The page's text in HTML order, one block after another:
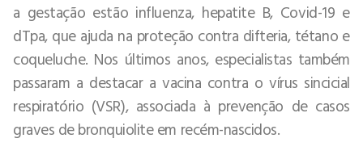
a gestação estão influenza, hepatite B, Covid-19 e
dTpa, que ajuda na proteção contra difteria, tétano e
coqueluche. Nos últimos anos, especialistas também
passaram a destacar a vacina contra o vírus sincicial
respiratório (VSR), associada à prevenção de casos
graves de bronquiolite em recém-nascidos.